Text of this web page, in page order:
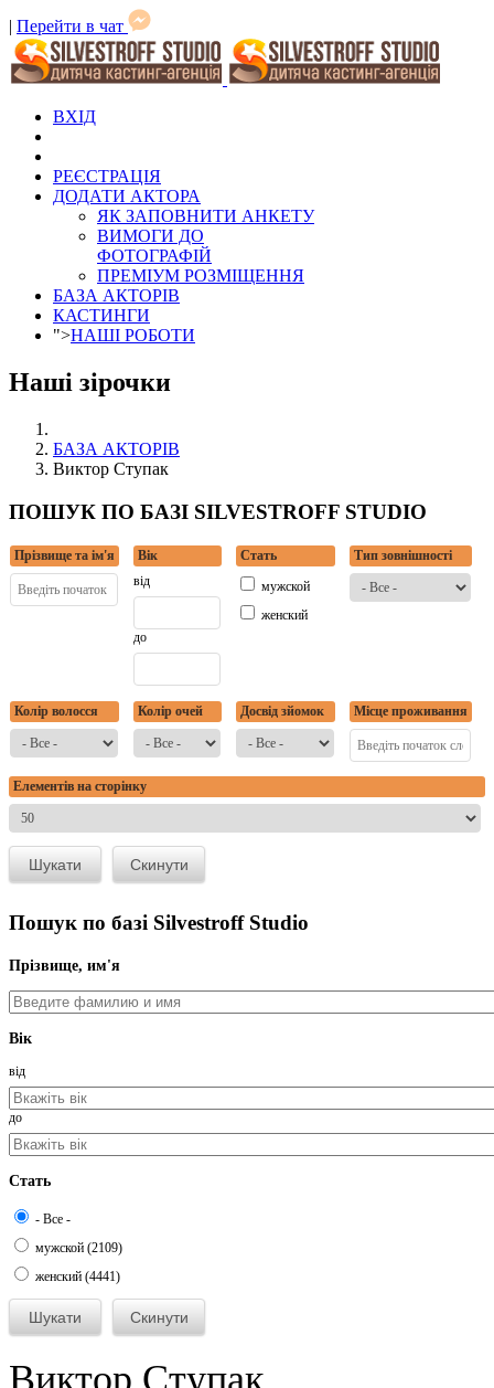
| Перейти в чат
ВХІД
РЕЄСТРАЦІЯ
ДОДАТИ АКТОРА
ЯК ЗАПОВНИТИ АНКЕТУ
ВИМОГИ ДО
ФОТОГРАФІЙ
ПРЕМІУМ РОЗМІЩЕННЯ
БАЗА АКТОРІВ
КАСТИНГИ
">НАШІ РОБОТИ
Наші зірочки
БАЗА АКТОРІВ
Виктор Ступак
ПОШУК ПО БАЗІ SILVESTROFF STUDIO
Прізвище та ім'я
Вік
від
до
Стать
мужской
женский
Тип зовнішності
Колір волосся Колір очей Досвід зйомок Місце проживання
Елементів на сторінку
Пошук по базі Silvestroff Studio
Прізвище, им'я
Вік
від
до
Стать
- Все -
мужской (2109)
женский (4441)
Виктор Ступак